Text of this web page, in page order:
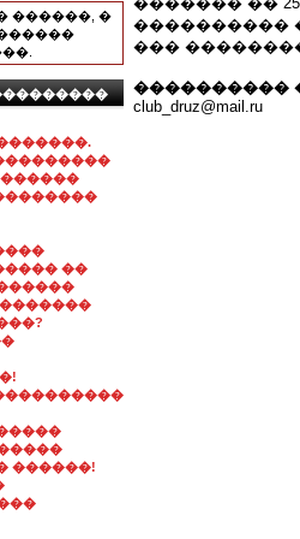
������, �
��
������!
����������
���
����������
club_druz@mail.ru